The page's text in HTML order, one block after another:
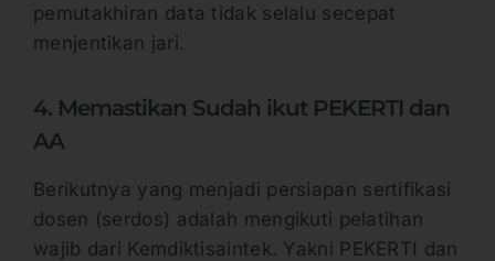
pemutakhiran data tidak selalu secepat
menjentikan jari.
4. Memastikan Sudah ikut PEKERTI dan
AA
Berikutnya yang menjadi persiapan sertifikasi
dosen (serdos) adalah mengikuti pelatihan
wajib dari Kemdiktisaintek. Yakni PEKERTI dan